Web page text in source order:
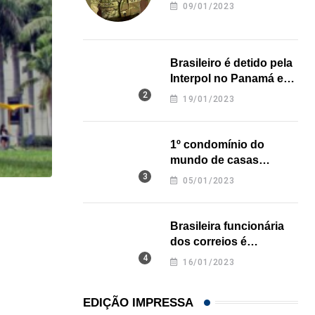
HISTÓRICO
Açaí é reconhecido oficialmente como fruto
09/01/2023
Brasileiro é detido pela
Interpol no Panamá e
pode pegar prisão
19/01/2023
1º condomínio do
mundo de casas
impressas em 3D é
05/01/2023
Brasileira funcionária
dos correios é
assassinada a facadas
16/01/2023
EDIÇÃO IMPRESSA